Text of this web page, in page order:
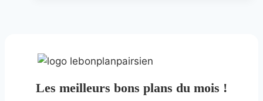
Les meilleurs bons plans du mois !